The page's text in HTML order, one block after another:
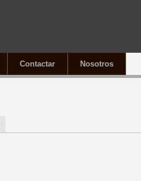
Contactar Nosotros